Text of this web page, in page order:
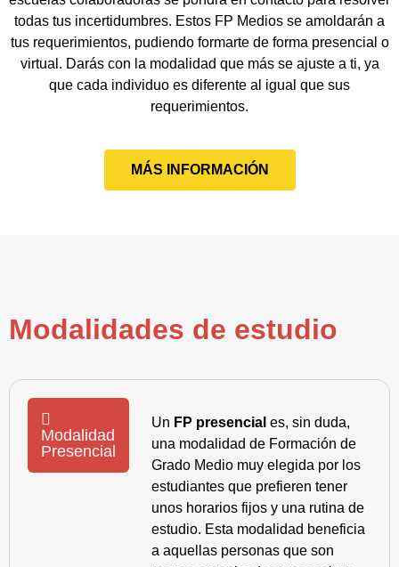
todas tus incertidumbres. Estos FP Medios se amoldarán a
tus requerimientos, pudiendo formarte de forma presencial o
virtual. Darás con la modalidad que más se ajuste a ti, ya
que cada individuo es diferente al igual que sus
requerimientos.
MÁS INFORMACIÓN
Modalidades de estudio
Modalidad
Presencial
Un FP presencial es, sin duda,
una modalidad de Formación de
Grado Medio muy elegida por los
estudiantes que prefieren tener
unos horarios fijos y una rutina de
estudio. Esta modalidad beneficia
a aquellas personas que son